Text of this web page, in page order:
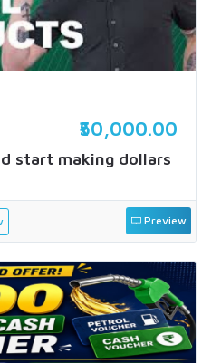
₹50,000.00
start making dollars
Preview